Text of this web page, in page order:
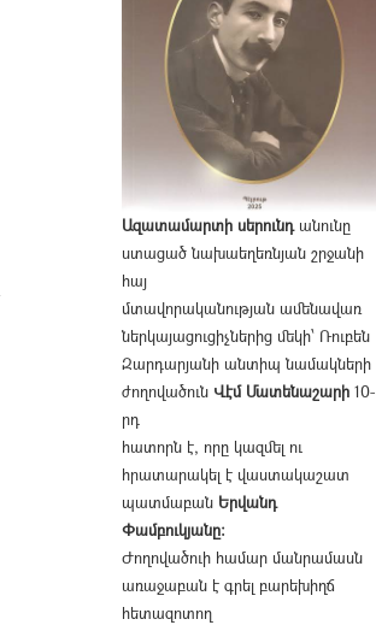
Ազատամարտի սերունդանունը
ստացած նախաեղեռնյան շրջանի
հայ
մտավորականության ամենավառ
ներկայացուցիչներից մեկի՝ Ռուբեն
Զարդարյանի անտիպ նամակների
ժողովածուն Վէմ Մատենաշարի 10-
րդ
հատորն է, որը կազմել ու
հրատարակել է վաստակաշատ
պատմաբան Երվանդ
Փամբուկյանը։
Ժողովածուի համար մանրամասն
առաջաբան է գրել բարեխիղճ
հետազոտող